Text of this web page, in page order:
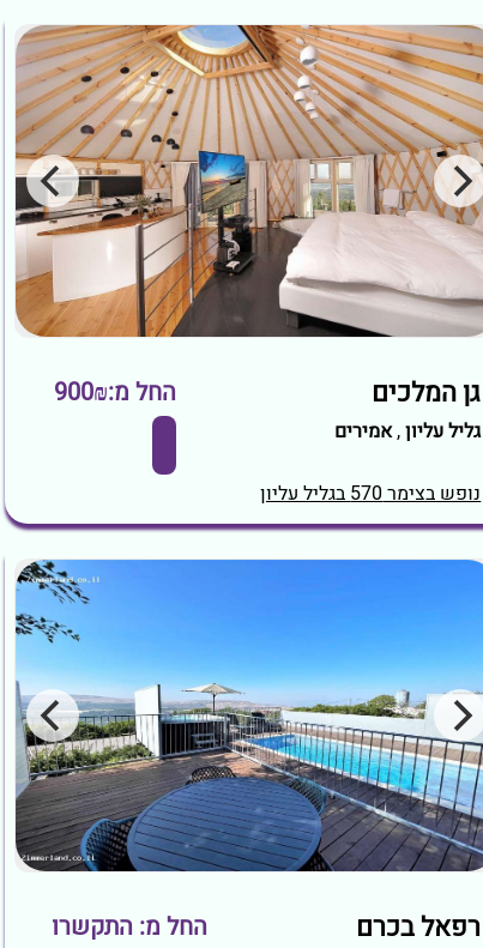
גן המלכים החל מ:900₪
גליל עליון,אמירים
נופש בצימר 570 בגליל עליון
רפאל בכרם החל מ: התקשרו